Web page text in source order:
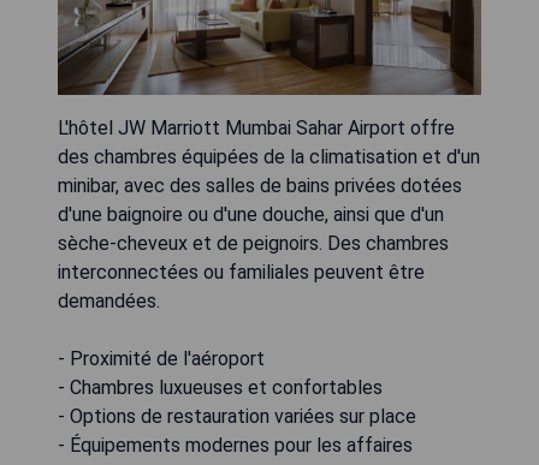
L'hôtel JW Marriott Mumbai Sahar Airport offre
des chambres équipées de la climatisation et d'un
minibar, avec des salles de bains privées dotées
d'une baignoire ou d'une douche, ainsi que d'un
sèche-cheveux et de peignoirs. Des chambres
interconnectées ou familiales peuvent être
demandées.
- Proximité de l'aéroport
- Chambres luxueuses et confortables
- Options de restauration variées sur place
- Équipements modernes pour les affaires